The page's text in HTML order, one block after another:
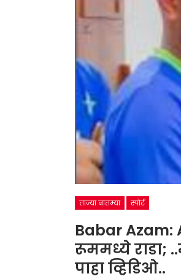
ताज्या बातम्या स्पोर्ट
Babar Azam:
रूममध्ये राडा;
पाहा व्हिडिओ..